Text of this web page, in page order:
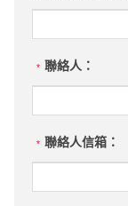
* 聯絡人：
* 聯絡人信箱：